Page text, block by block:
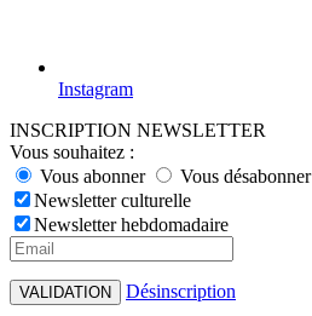
Instagram
INSCRIPTION NEWSLETTER
Vous souhaitez :
Vous abonner
Vous désabonner
Newsletter culturelle
Newsletter hebdomadaire
VALIDATION Désinscription